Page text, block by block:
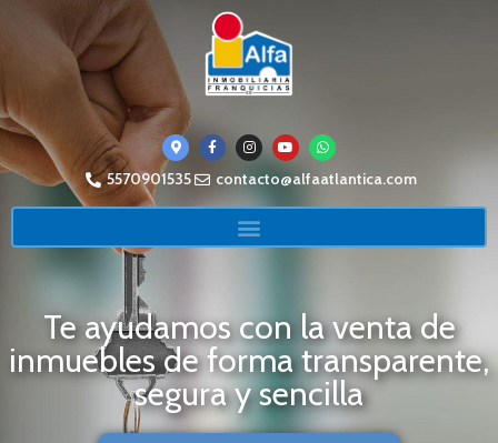
5570901535 contacto@alfaatlantica.com
Te ayudamos con la venta de
inmuebles de forma transparente,
segura y sencilla